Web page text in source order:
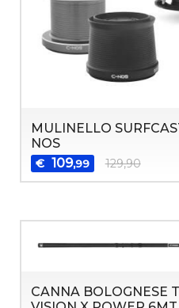
MULINELLO
NOS
€ 109,99 129,90
CANNA BOLOGNESE